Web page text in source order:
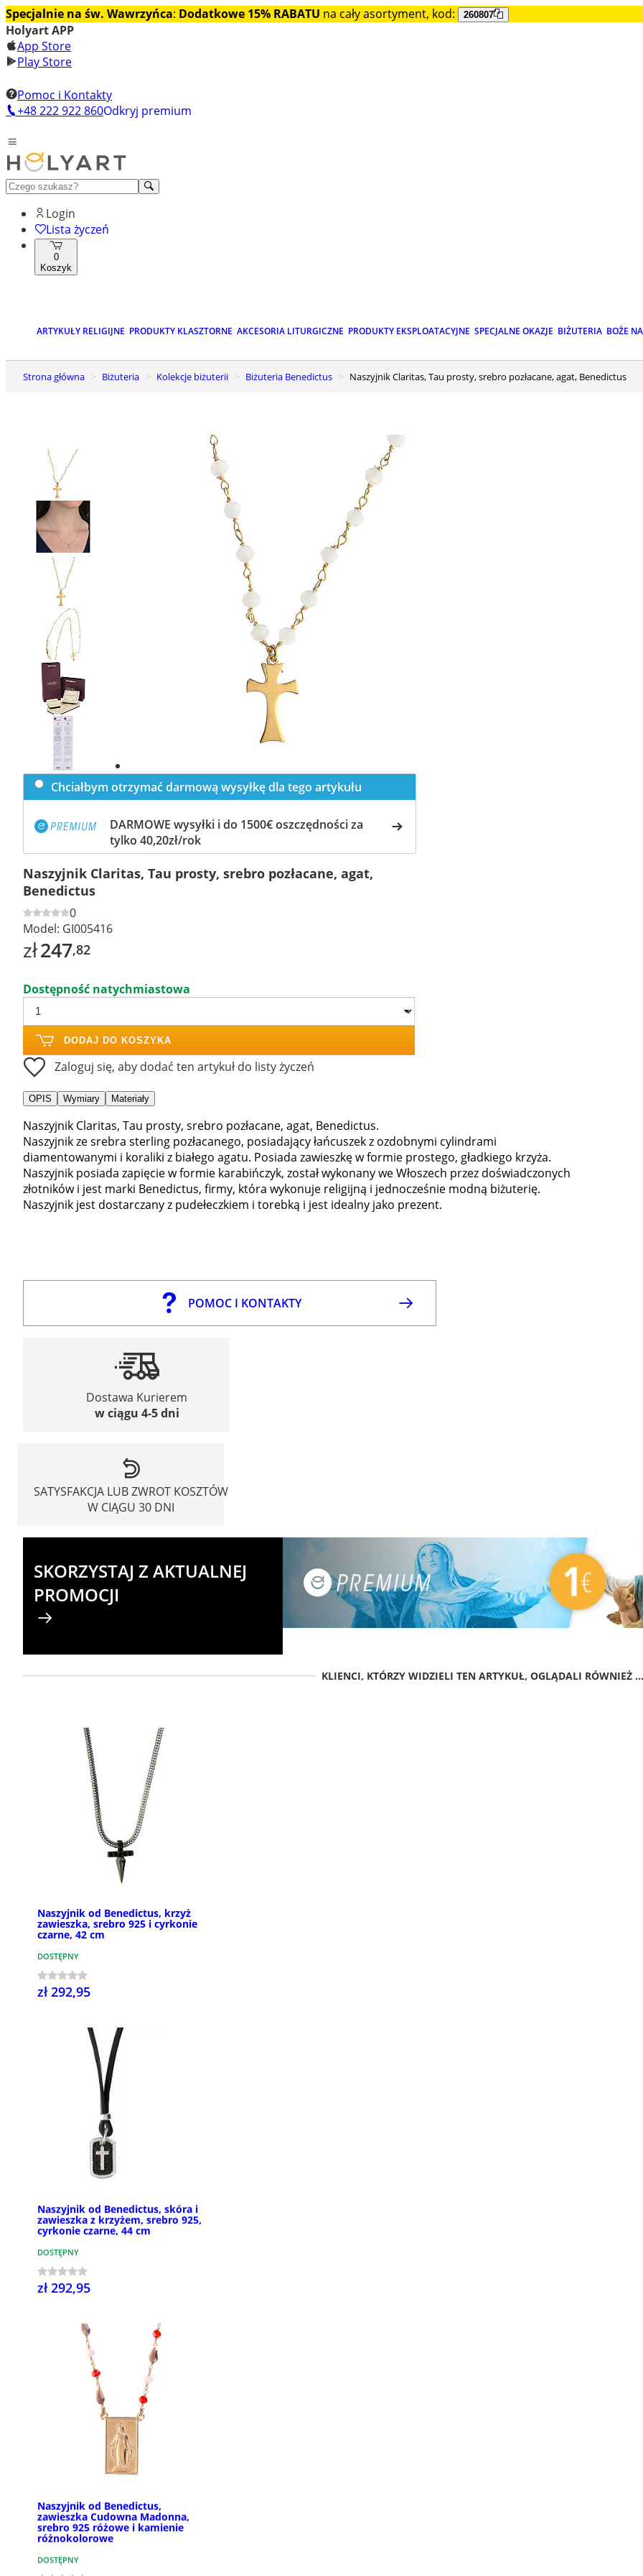
Specjalnie na św. Wawrzyńca: Dodatkowe 15% RABATU na cały asortyment, kod: 260807
Holyart APP
App Store
Play Store
Pomoc i Kontakty
+48 222 922 860Odkryj premium
Login
Lista życzeń
0
Koszyk
ARTYKUŁY RELIGIJNE PRODUKTY KLASZTORNE AKCESORIA LITURGICZNE PRODUKTY EKSPLOATACYJNE SPECJALNE OKAZJE BIŻUTERIA BOŻE
Strona główna Biżuteria Kolekcje biżuterii Biżuteria Benedictus Naszyjnik Claritas, Tau prosty, srebro pozłacane, agat, Benedictus
Previous
slide
Next
slide
Chciałbym otrzymać darmową wysyłkę dla tego artykułu
DARMOWE wysyłki i do 1500€ oszczędności za
tylko 40,20zł/rok
Naszyjnik Claritas, Tau prosty, srebro pozłacane, agat,
Benedictus
0
Model: GI005416
zł247,82
Dostępność natychmiastowa
DODAJ DO KOSZYKA
Zaloguj się, aby dodać ten artykuł do listy życzeń
OPIS Wymiary Materiały
Naszyjnik Claritas, Tau prosty, srebro pozłacane, agat, Benedictus.
Naszyjnik ze srebra sterling pozłacanego, posiadający łańcuszek z ozdobnymi cylindrami
diamentowanymi i koraliki z białego agatu. Posiada zawieszkę w formie prostego, gładkiego krzyża.
Naszyjnik posiada zapięcie w formie karabińczyk, został wykonany we Włoszech przez doświadczonych
złotników i jest marki Benedictus, firmy, która wykonuje religijną i jednocześnie modną biżuterię.
Naszyjnik jest dostarczany z pudełeczkiem i torebką i jest idealny jako prezent.
POMOC I KONTAKTY
Dostawa Kurierem
w ciągu 4-5 dni
SATYSFAKCJA LUB ZWROT KOSZTÓW
W CIĄGU 30 DNI
SKORZYSTAJ Z AKTUALNEJ
PROMOCJI
KLIENCI, KTÓRZY WIDZIELI TEN ARTYKUŁ, OGLĄDALI RÓWNIEŻ ...
Naszyjnik od Benedictus, krzyż
zawieszka, srebro 925 i cyrkonie
czarne, 42 cm
DOSTĘPNY
zł 292,95
Naszyjnik od Benedictus, skóra i
zawieszka z krzyżem, srebro 925,
cyrkonie czarne, 44 cm
DOSTĘPNY
zł 292,95
Naszyjnik od Benedictus,
zawieszka Cudowna Madonna,
srebro 925 różowe i kamienie
różnokolorowe
DOSTĘPNY